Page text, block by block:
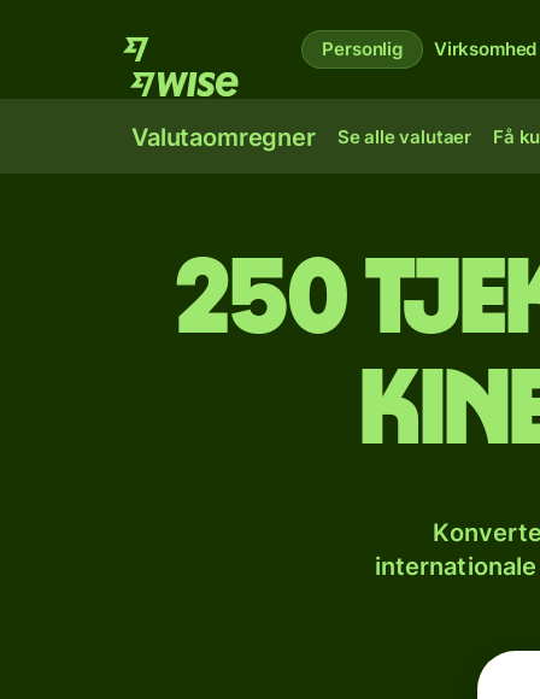
Personlig Virksomhed
Valutaomregner Se alle valutaer Få
250